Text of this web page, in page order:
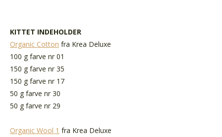
KITTET INDEHOLDER
Organic Cotton fra Krea Deluxe
100 g farve nr 01
150 g farve nr 35
150 g farve nr 17
50 g farve nr 30
50 g farve nr 29
Organic Wool 1 fra Krea Deluxe